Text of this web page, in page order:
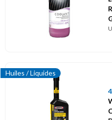
Huiles / Liquides